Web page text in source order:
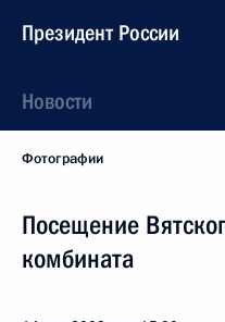
Президент России
Новости
Фотографии
Посещение
комбината